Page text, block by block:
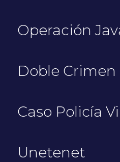
Operación
Doble
Caso Policía
Unetenet